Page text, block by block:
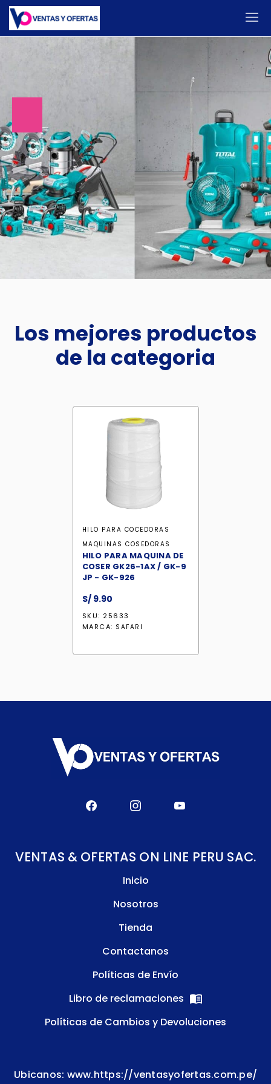
Los mejores productos
de la categoria
HILO PARA COCEDORAS
MAQUINAS COSEDORAS
HILO PARA MAQUINA DE
COSER GK26-1AX / GK-9
JP - GK-926
S/9.90
SKU: 25633
MARCA: SAFARI
VENTAS & OFERTAS ON LINE PERU SAC.
Inicio
Nosotros
Tienda
Contactanos
Políticas de Envío
Libro de reclamaciones
Políticas de Cambios y Devoluciones
Ubicanos: www.https://ventasyofertas.com.pe/